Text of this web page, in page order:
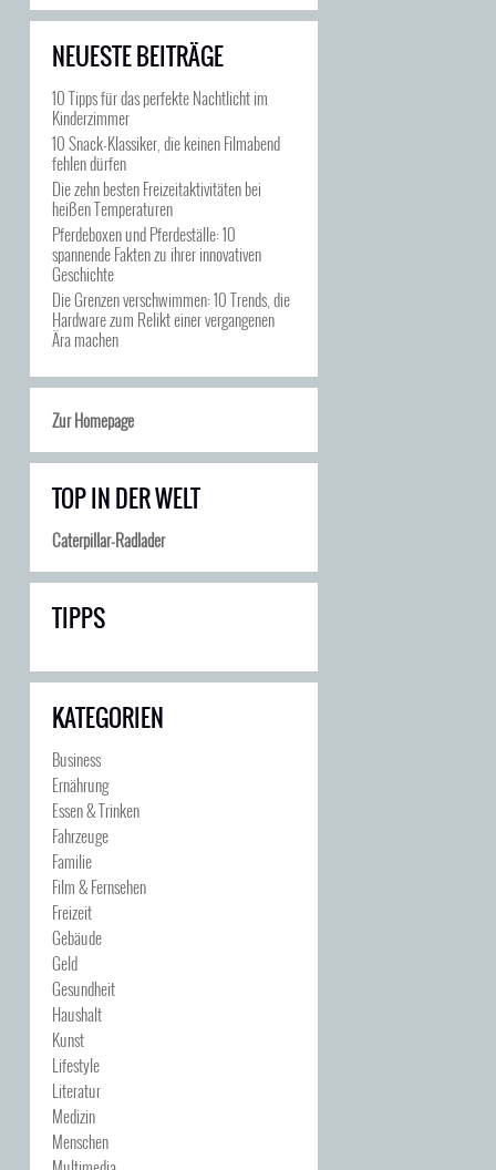
NEUESTE BEITRÄGE
10 Tipps für das perfekte Nachtlicht im
Kinderzimmer
10 Snack-Klassiker, die keinen Filmabend
fehlen dürfen
Die zehn besten Freizeitaktivitäten bei
heißen Temperaturen
Pferdeboxen und Pferdeställe: 10
spannende Fakten zu ihrer innovativen
Geschichte
Die Grenzen verschwimmen: 10 Trends, die
Hardware zum Relikt einer vergangenen
Ära machen
Zur Homepage
TOP IN DER WELT
Caterpillar-Radlader
TIPPS
KATEGORIEN
Business
Ernährung
Essen & Trinken
Fahrzeuge
Familie
Film & Fernsehen
Freizeit
Gebäude
Geld
Gesundheit
Haushalt
Kunst
Lifestyle
Literatur
Medizin
Menschen